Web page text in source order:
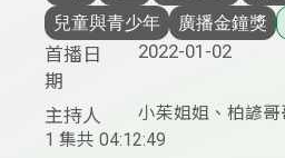
兒童與青少年
廣播金鐘獎
首播日
期
2022-01-02
主持人
小茱姐姐、柏諺哥
1 集共 04:12:49